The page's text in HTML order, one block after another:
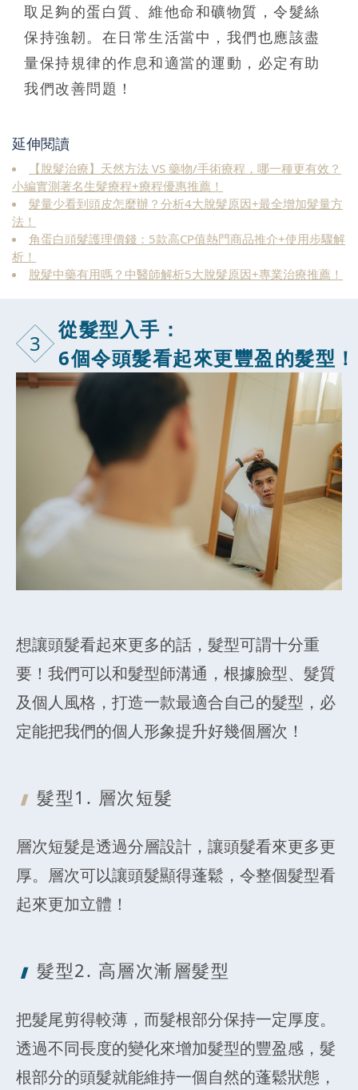
取足夠的蛋白質、維他命和礦物質，令髮絲
保持強韌。在日常生活當中，我們也應該盡
量保持規律的作息和適當的運動，必定有助
我們改善問題！
延伸閱讀
【脫髮治療】天然方法 VS 藥物/手術療程，哪一種更有效？
小編實測著名生髮療程+療程優惠推薦！
髮量少看到頭皮怎麼辦？分析4大脫髮原因+最全增加髮量方
法！
角蛋白頭髮護理價錢：5款高CP值熱門商品推介+使用步驟解
析！
脫髮中藥有用嗎？中醫師解析5大脫髮原因+專業治療推薦！
3
從髮型入手：
6個令頭髮看起來更豐盈的髮型！
想讓頭髮看起來更多的話，髮型可謂十分重
要！我們可以和髮型師溝通，根據臉型、髮質
及個人風格，打造一款最適合自己的髮型，必
定能把我們的個人形象提升好幾個層次！
髮型1. 層次短髮
層次短髮是透過分層設計，讓頭髮看來更多更
厚。層次可以讓頭髮顯得蓬鬆，令整個髮型看
起來更加立體！
髮型2. 高層次漸層髮型
把髮尾剪得較薄，而髮根部分保持一定厚度。
透過不同長度的變化來增加髮型的豐盈感，髮
根部分的頭髮就能維持一個自然的蓬鬆狀態，